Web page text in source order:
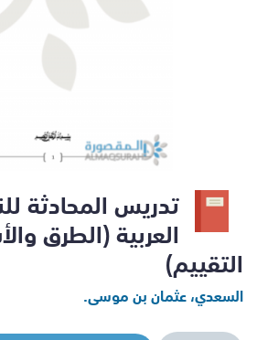
تدريس المحادثة
العربية (الطرق
التقييم)
السعدي، عثمان بن موسى.